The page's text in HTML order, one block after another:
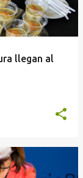
llegan al